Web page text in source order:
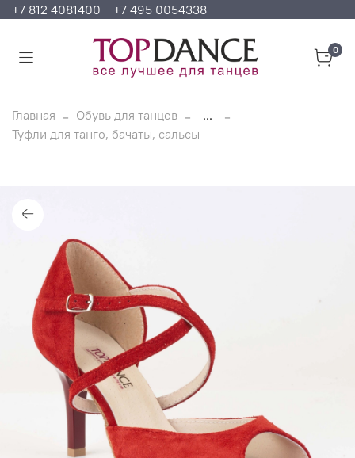
+7 812 4081400 +7 495 0054338
0
Главная Обувь для танцев
...
Туфли для танго, бачаты, сальсы